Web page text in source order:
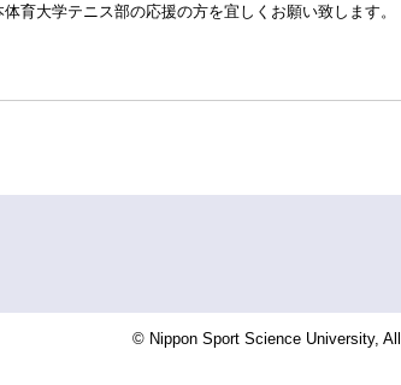
育大学テニス部の応援の方を宜しくお願い致します。
© Nippon Sport Science University,